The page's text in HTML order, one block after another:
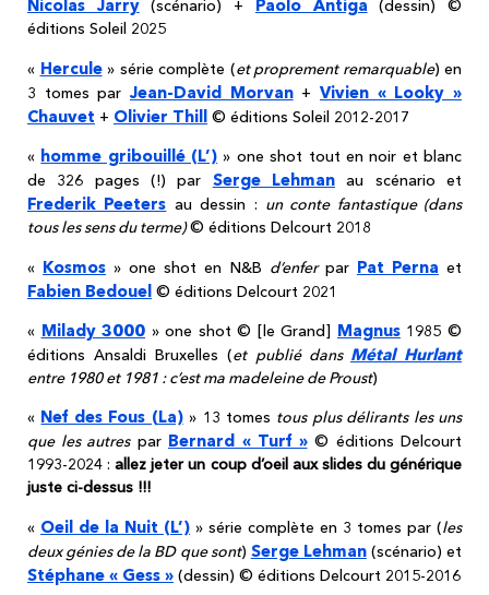
Nicolas Jarry(scénario) + Paolo Antiga (dessin) ©
éditions Soleil 2025
« Hercule» série complète (et proprement remarquable) en
3 tomes parJean-David Morvan+Vivien « Looky »
Chauvet + Olivier Thill © éditions Soleil 2012-2017
« homme gribouillé (L’) » one shot tout en noir et blanc
de 326 pages (!) par Serge Lehman au scénario et
Frederik Peeters au dessin : un conte fantastique (dans
tous les sens du terme)© éditions Delcourt 2018
« Kosmos » one shot en N&B d’enferpar Pat Perna et
Fabien Bedouel © éditions Delcourt 2021
« Milady 3000 » one shot © [le Grand] Magnus1985 ©
éditions Ansaldi Bruxelles (et publié dans Métal Hurlant
entre 1980 et 1981 : c’est ma madeleine de Proust)
« Nef des Fous (La)» 13 tomes tous plus délirants les uns
que les autrespar Bernard « Turf »© éditions Delcourt
1993-2024 :allez jeter un coup d’oeil aux slides du générique
juste ci-dessus !!!
« Oeil de la Nuit (L’) » série complète en 3 tomes par (les
deux génies de la BD que sont) Serge Lehman(scénario) et
Stéphane « Gess » (dessin) © éditions Delcourt 2015-2016